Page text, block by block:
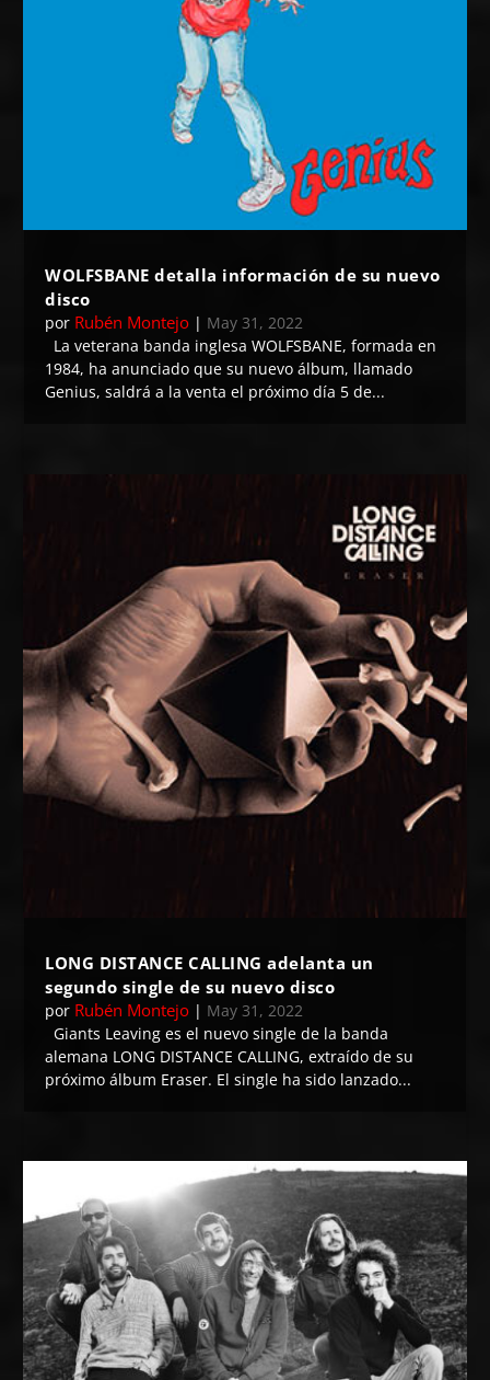
WOLFSBANE detalla información de su nuevo
disco
por Rubén Montejo | May 31, 2022
La veterana banda inglesa WOLFSBANE, formada en
1984, ha anunciado que su nuevo álbum, llamado
Genius, saldrá a la venta el próximo día 5 de...
LONG DISTANCE CALLING adelanta un
segundo single de su nuevo disco
por Rubén Montejo | May 31, 2022
Giants Leaving es el nuevo single de la banda
alemana LONG DISTANCE CALLING, extraído de su
próximo álbum Eraser. El single ha sido lanzado...